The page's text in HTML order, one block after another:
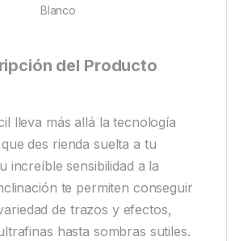
Blanco
del Producto
lleva más allá la tecnología
des rienda suelta a tu
increíble sensibilidad a la
te permiten conseguir
de trazos y efectos,
hasta sombras sutiles.